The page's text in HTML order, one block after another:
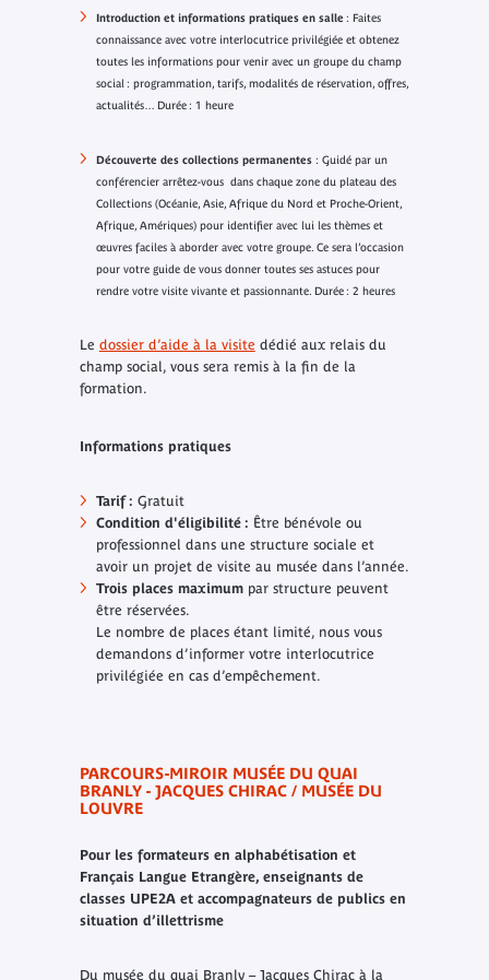
Introduction et informations pratiques en salle : Faites
connaissance avec votre interlocutrice privilégiée et obtenez
toutes les informations pour venir avec un groupe du champ
social : programmation, tarifs, modalités de réservation, offres,
actualités… Durée : 1 heure
Découverte des collections permanentes : Guidé par un
conférencier arrêtez-vous dans chaque zone du plateau des
Collections (Océanie, Asie, Afrique du Nord et Proche-Orient,
Afrique, Amériques) pour identifier avec lui les thèmes et
œuvres faciles à aborder avec votre groupe. Ce sera l’occasion
pour votre guide de vous donner toutes ses astuces pour
rendre votre visite vivante et passionnante. Durée : 2 heures
Le dossier d’aide à la visite dédié aux relais du
champ social, vous sera remis à la fin de la
formation.
Informations pratiques
Tarif : Gratuit
Condition d'éligibilité : Être bénévole ou
professionnel dans une structure sociale et
avoir un projet de visite au musée dans l’année.
Trois places maximumpar structure peuvent
être réservées.
Le nombre de places étant limité, nous vous
demandons d’informer votre interlocutrice
privilégiée en cas d’empêchement.
PARCOURS-MIROIR MUSÉE DU QUAI
BRANLY - JACQUES CHIRAC / MUSÉE DU
LOUVRE
Pour les formateurs en alphabétisation et
Français Langue Etrangère, enseignants de
classes UPE2A et accompagnateurs de publics en
situation d’illettrisme
Du musée du quai Branly – Jacques Chirac à la